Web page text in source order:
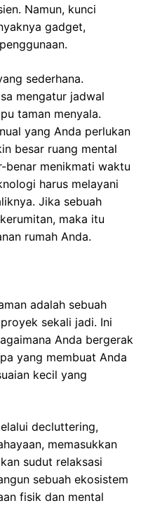
Namun, kunci
gadget,
sederhana.
mengatur jadwal
taman menyala.
yang Anda perlukan
besar ruang mental
benar menikmati waktu
harus melayani
Jika sebuah
maka itu
rumah Anda.
adalah sebuah
sekali jadi. Ini
Anda bergerak
yang membuat Anda
kecil yang
decluttering,
memasukkan
sudut relaksasi
sebuah ekosistem
fisik dan mental